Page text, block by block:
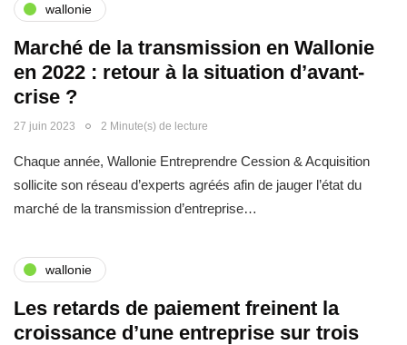
wallonie
Marché de la transmission en Wallonie
en 2022 : retour à la situation d’avant-
crise ?
27 juin 2023 2 Minute(s) de lecture
Chaque année, Wallonie Entreprendre Cession & Acquisition
sollicite son réseau d’experts agréés afin de jauger l’état du
marché de la transmission d’entreprise…
wallonie
Les retards de paiement freinent la
croissance d’une entreprise sur trois